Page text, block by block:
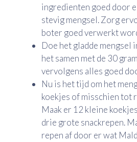
ingredienten goed door
stevig mengsel. Zorg
boter goed verwerkt
Doe het gladde mengsel
het samen met de 30
vervolgens alles goed
Nu is het tijd om het
koekjes of misschien tot
Maak er 12 kleine
drie grote snackrepen.
repen af door er wat